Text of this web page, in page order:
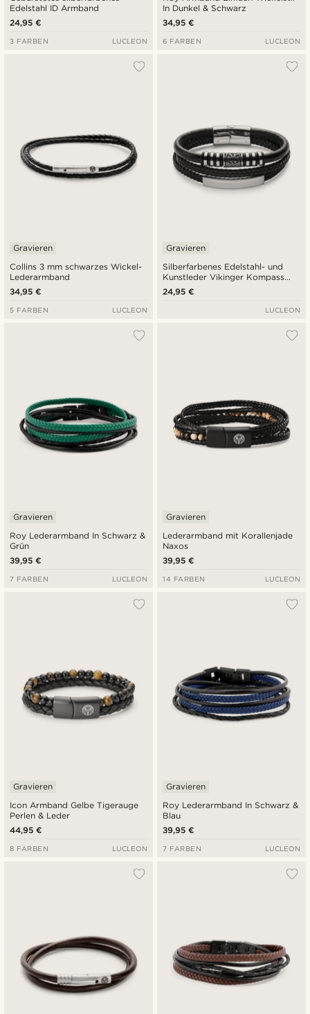
Edelstahl ID Armband
24,95 €
3 FARBEN LUCLEON
In Dunkel & Schwarz
34,95 €
6 FARBEN LUCLEON
Collins 3 mm schwarzes Wickel-
Lederarmband
Gravieren
34,95 €
5 FARBEN LUCLEON
Silberfarbenes Edelstahl- und
Kunstleder Vikinger Kompass
Armband
Gravieren
24,95 €
LUCLEON
Roy Lederarmband In Schwarz &
Grün
Gravieren
39,95 €
7 FARBEN LUCLEON
Lederarmband mit Korallenjade
Naxos
Gravieren
39,95 €
14 FARBEN LUCLEON
Icon Armband Gelbe Tigerauge
Perlen & Leder
Gravieren
44,95 €
8 FARBEN LUCLEON
Roy Lederarmband In Schwarz &
Blau
Gravieren
39,95 €
7 FARBEN LUCLEON